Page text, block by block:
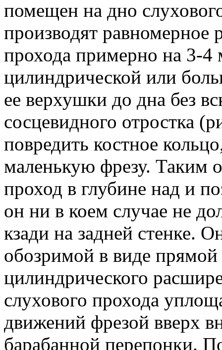
помещен на дно
производят равномерное
прохода примерно на 3-
цилиндрической или
ее верхушки до дна без
сосцевидного отростка
повредить костное
маленькую фрезу. Таким
проход в глубине над и
он ни в коем случае не
кзади на задней стенке.
обозримой в виде
цилиндрического
слухового прохода
движений фрезой вверх
барабанной перепонки.